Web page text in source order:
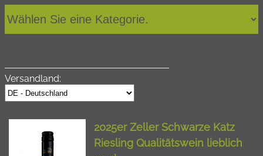
Versandland:
2025er Zeller Schwarze Katz
Riesling Qualitätswein lieblich